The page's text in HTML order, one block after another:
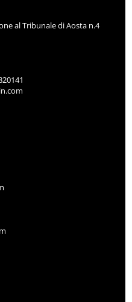
al Tribunale di Aosta n.4